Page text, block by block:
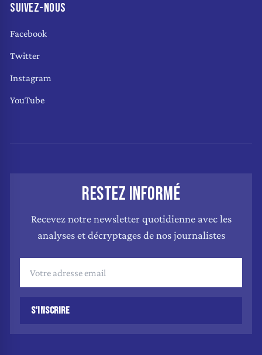
SUIVEZ-NOUS
Facebook
Twitter
Instagram
YouTube
RESTEZ INFORMÉ
Recevez notre newsletter quotidienne avec les
analyses et décryptages de nos journalistes
S'INSCRIRE